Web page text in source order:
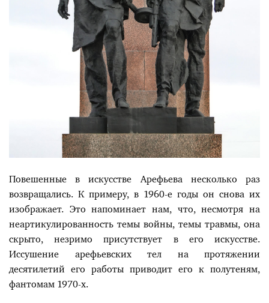
Повешенные в искусстве Арефьева несколько раз
возвращались. К примеру, в 1960-е годы он снова их
изображает. Это напоминает нам, что, несмотря на
неартикулированность темы войны, темы травмы, она
скрыто, незримо присутствует в его искусстве.
Иссушение арефьевских тел на протяжении
десятилетий его работы приводит его к полутеням,
фантомам 1970-х.